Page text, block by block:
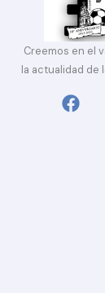
Creemos en el
la actualidad de